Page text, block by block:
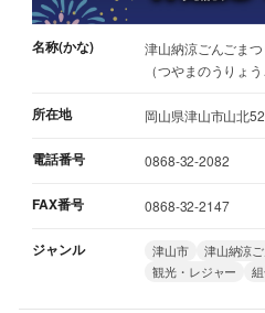
名称(かな)
津山納涼ごんごま
（つやまのうりょ
所在地 岡山県津山市山北
電話番号 0868-32-2082
FAX番号 0868-32-2147
ジャンル 津山市 津山納涼
観光・レジャー